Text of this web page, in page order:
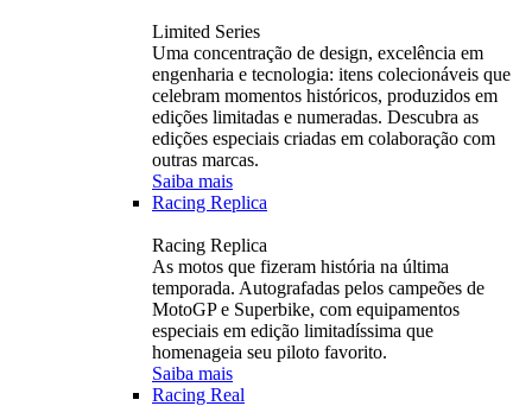
Limited Series
Uma concentração de design, excelência em
engenharia e tecnologia: itens colecionáveis ​​que
celebram momentos históricos, produzidos em
edições limitadas e numeradas. Descubra as
edições especiais criadas em colaboração com
outras marcas.
Saiba mais
Racing Replica
Racing Replica
As motos que fizeram história na última
temporada. Autografadas pelos campeões de
MotoGP e Superbike, com equipamentos
especiais em edição limitadíssima que
homenageia seu piloto favorito.
Saiba mais
Racing Real